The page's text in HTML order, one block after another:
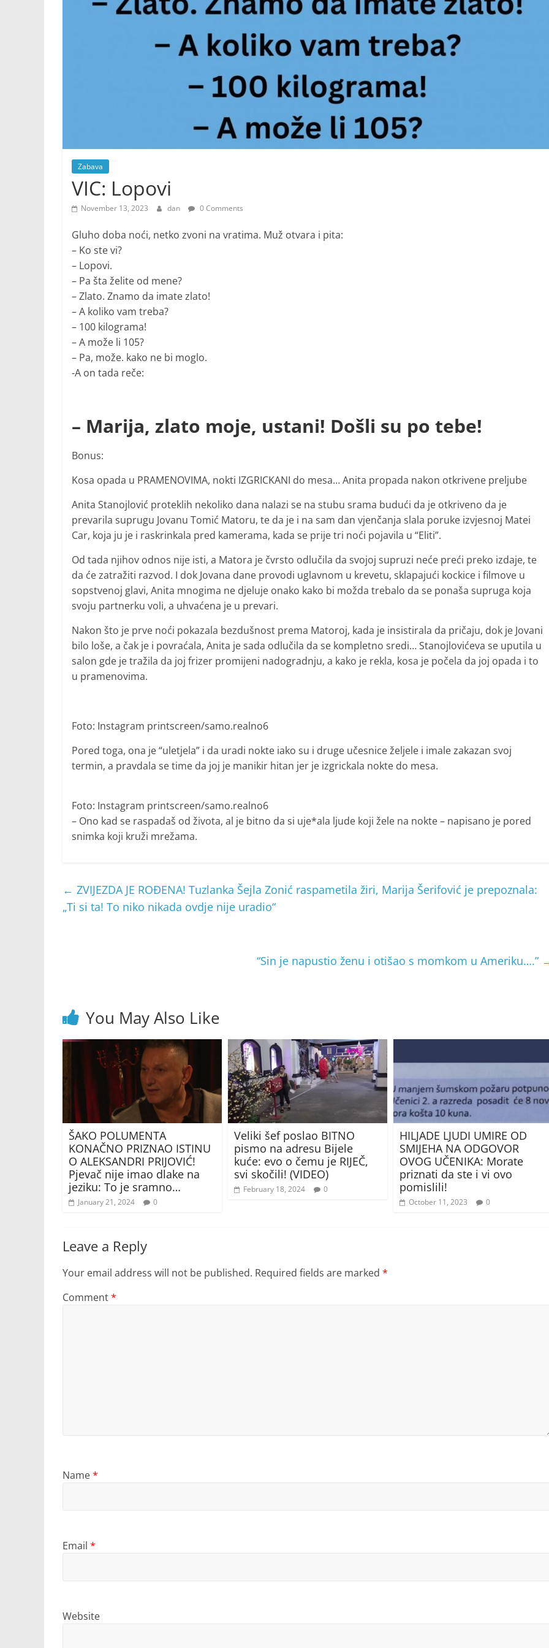
Zabava
VIC: Lopovi
November 13, 2023 dan 0 Comments
Gluho doba noći, netko zvoni na vratima. Muž otvara i pita:
– Ko ste vi?
– Lopovi.
– Pa šta želite od mene?
– Zlato. Znamo da imate zlato!
– A koliko vam treba?
– 100 kilograma!
– A može li 105?
– Pa, može. kako ne bi moglo.
-A on tada reče:
– Marija, zlato moje, ustani! Došli su po tebe!
Bonus:
Kosa opada u PRAMENOVIMA, nokti IZGRICKANI do mesa… Anita propada nakon otkrivene preljube
Anita Stanojlović proteklih nekoliko dana nalazi se na stubu srama budući da je otkriveno da je
prevarila suprugu Jovanu Tomić Matoru, te da je i na sam dan vjenčanja slala poruke izvjesnoj Matei
Car, koja ju je i raskrinkala pred kamerama, kada se prije tri noći pojavila u “Eliti”.
Od tada njihov odnos nije isti, a Matora je čvrsto odlučila da svojoj supruzi neće preći preko izdaje, te
da će zatražiti razvod. I dok Jovana dane provodi uglavnom u krevetu, sklapajući kockice i filmove u
sopstvenoj glavi, Anita mnogima ne djeluje onako kako bi možda trebalo da se ponaša supruga koja
svoju partnerku voli, a uhvaćena je u prevari.
Nakon što je prve noći pokazala bezdušnost prema Matoroj, kada je insistirala da pričaju, dok je Jovani
bilo loše, a čak je i povraćala, Anita je sada odlučila da se kompletno sredi… Stanojlovićeva se uputila u
salon gde je tražila da joj frizer promijeni nadogradnju, a kako je rekla, kosa je počela da joj opada i to
u pramenovima.
Foto: Instagram printscreen/samo.realno6
Pored toga, ona je “uletjela” i da uradi nokte iako su i druge učesnice željele i imale zakazan svoj
termin, a pravdala se time da joj je manikir hitan jer je izgrickala nokte do mesa.
Foto: Instagram printscreen/samo.realno6
– Ono kad se raspadaš od života, al je bitno da si uje*ala ljude koji žele na nokte – napisano je pored
snimka koji kruži mrežama.
← ZVIJEZDA JE ROĐENA! Tuzlanka Šejla Zonić raspametila žiri, Marija Šerifović je prepoznala:
„Ti si ta! To niko nikada ovdje nije uradio“
“Sin je napustio ženu i otišao s momkom u Ameriku….”
You May Also Like
ŠAKO POLUMENTA
KONAČNO PRIZNAO ISTINU
O ALEKSANDRI PRIJOVIĆ!
Pjevač nije imao dlake na
jeziku: To je sramno…
January 21, 2024 0
Veliki šef poslao BITNO
pismo na adresu Bijele
kuće: evo o čemu je RIJEČ,
svi skočili! (VIDEO)
February 18, 2024 0
HILJADE LJUDI UMIRE OD
SMIJEHA NA ODGOVOR
OVOG UČENIKA: Morate
priznati da ste i vi ovo
pomislili!
October 11, 2023 0
Leave a Reply
Your email address will not be published. Required fields are marked *
Comment*
Name*
Email *
Website